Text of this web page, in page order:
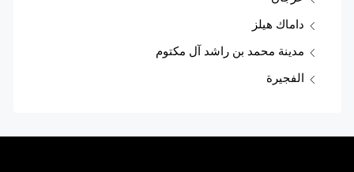
داماك هيلز
مدينة محمد بن راشد آل مكتوم
الفجيرة